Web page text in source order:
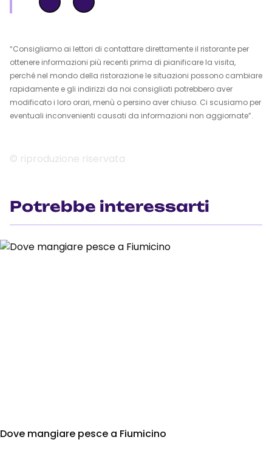
“Consigliamo ai lettori di contattare direttamente il ristorante per
ottenere informazioni più recenti prima di pianificare la visita,
perché nel mondo della ristorazione le situazioni possono cambiare
rapidamente e gli indirizzi da noi consigliati potrebbero aver
modificato i loro orari, menù o persino aver chiuso. Ci scusiamo per
eventuali inconvenienti causati da informazioni non aggiornate”.
© riproduzione riservata
Potrebbe interessarti
Dove mangiare pesce a Fiumicino